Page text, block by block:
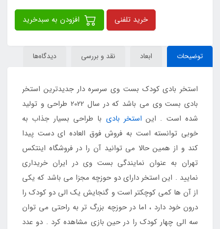
خرید تلفنی
توضیحات ابعاد نقد و بررسی دیدگاه‌ها
استخر بادی کودک بست وی سرسره دار جدیدترین استخر
بادی بست وی می باشد که در سال 2022 طراحی و تولید
شده است . این استخر بادی با طراحی بسیار جذاب به
خوبی توانسته است به فروش فوق العاده ای دست پیدا
کند و از همین حالا می توانید آن را در فروشگاه اینتکس
تهران به عنوان نمایندگی بست وی در ایران خریداری
نمایید . این استخر دارای دو حوزچه مجزا می باشد که یکی
از آن ها کمی کوچکتر است و گنجایش یک الی دو کودک را
درون خود دارد ، اما در حوزچه بزرگ تر به راحتی می توان
سه الی چهار کودک را در حین بازی مشاهده کرد . دو عدد